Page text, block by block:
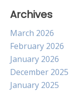
Archives
March 2026
February 2026
January 2026
December 2025
January 2025